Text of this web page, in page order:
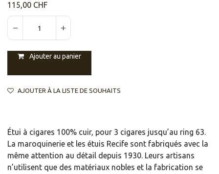
115,00 CHF
Ajouter au panier
AJOUTER À LA LISTE DE SOUHAITS
Étui à cigares 100% cuir, pour 3 cigares jusqu’au ring 63.
La maroquinerie et les étuis Recife sont fabriqués avec la
même attention au détail depuis 1930. Leurs artisans
n’utilisent que des matériaux nobles et la fabrication se